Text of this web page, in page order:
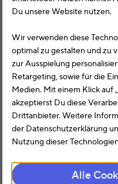
Du unsere Website nutzen.
Wir verwenden diese
optimal zu gestalten und zu
zur Ausspielung
Retargeting, sowie für die
Medien. Mit einem Klick auf
akzeptierst Du diese
Drittanbieter. Weitere
der Datenschutzerklärung
Nutzung dieser
Alle
Monatsbrutto
Dein Brutto-Gehalt ist
voraussichtliche
durch Angabe des
Netto-Gehalt berechnen. .
Geburtsjahr
Dein Alter wirkt sich zum
Pflegeversicherung aus.
der Beiträge je nach
vor 1940 Geborene vom